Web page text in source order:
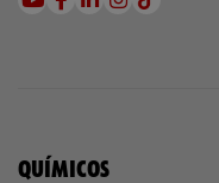
QUÍMICOS